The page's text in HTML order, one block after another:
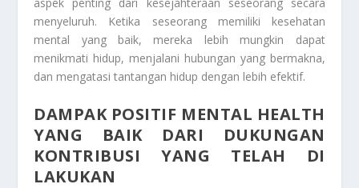
menyeluruh. Ketika seseorang memiliki kesehatan
mental yang baik, mereka lebih mungkin dapat
menikmati hidup, menjalani hubungan yang bermakna,
dan mengatasi tantangan hidup dengan lebih efektif.
DAMPAK POSITIF MENTAL HEALTH
YANG BAIK DARI DUKUNGAN
KONTRIBUSI YANG TELAH DI
LAKUKAN